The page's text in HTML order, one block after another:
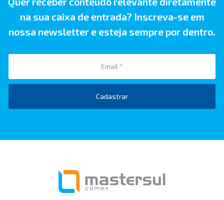
na sua caixa de entrada? Inscreva-se em
nossa newsletter e esteja sempre por dentro.
Cadastrar